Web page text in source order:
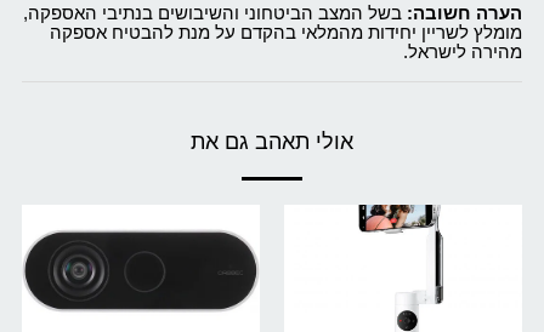
הערה חשובה: בשל המצב הביטחוני והשיבושים בנתיבי האספקה,
מומלץ לשריין יחידות מהמלאי בהקדם על מנת להבטיח אספקה
מהירה לישראל.
אולי תאהב גם את